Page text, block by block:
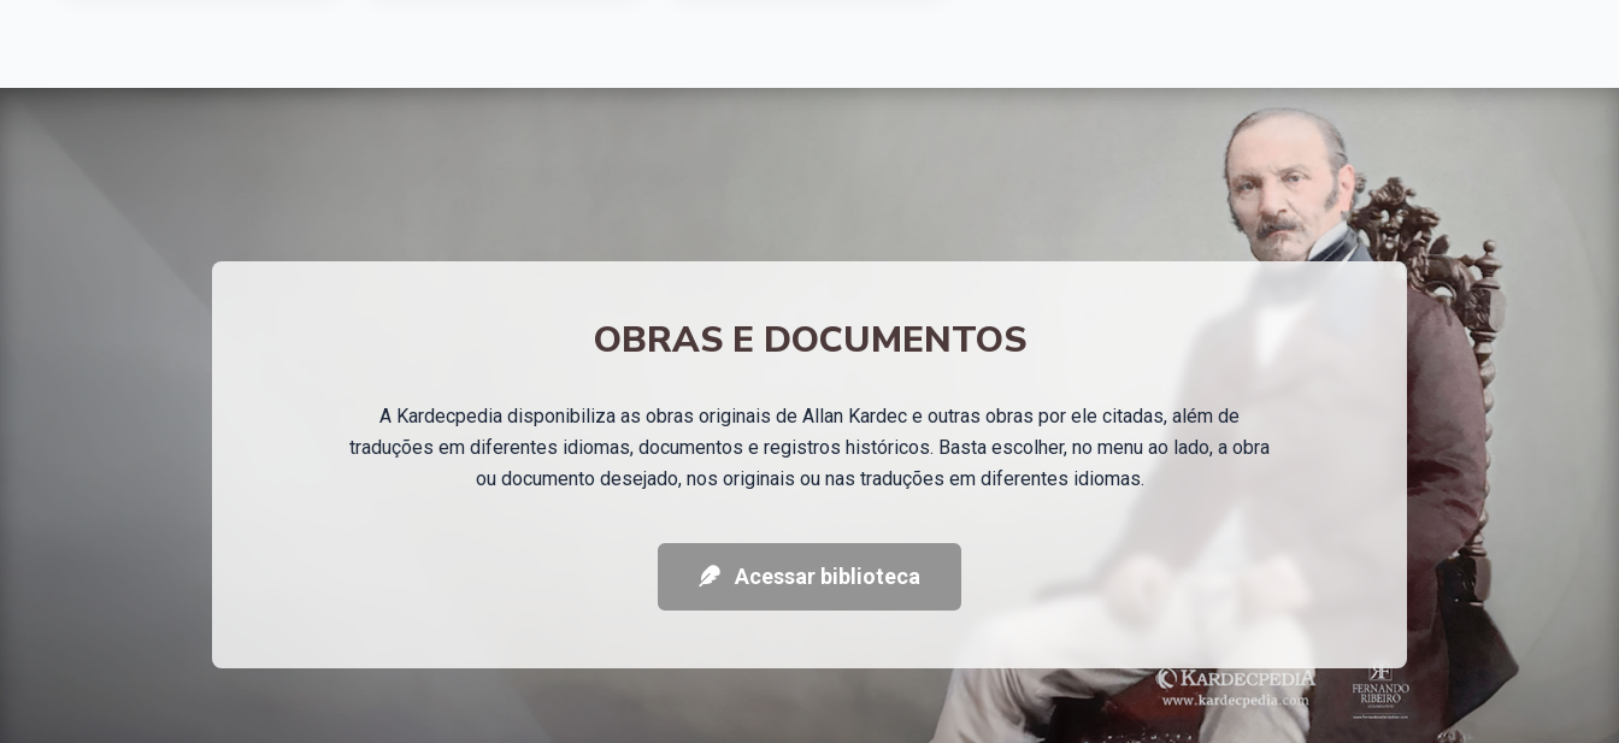
OBRAS E DOCUMENTOS
A Kardecpedia disponibiliza as obras originais de Allan Kardec e outras obras por ele citadas, além de
traduções em diferentes idiomas, documentos e registros históricos. Basta escolher, no menu ao lado, a obra
ou documento desejado, nos originais ou nas traduções em diferentes idiomas.
Acessar biblioteca